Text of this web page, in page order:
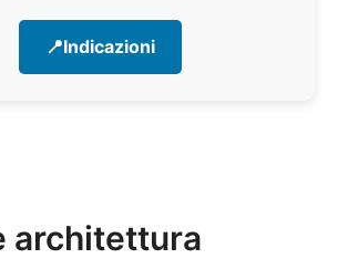
📍Indicazioni
architettura